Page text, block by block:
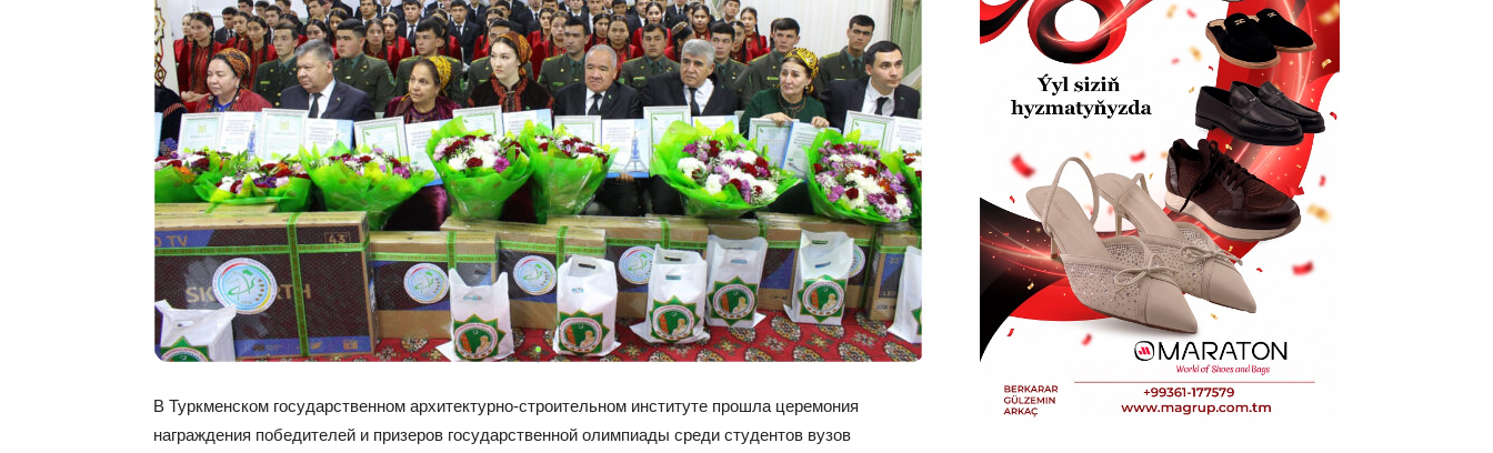
В Туркменском государственном архитектурно-строительном институте прошла церемония
награждения победителей и призеров государственной олимпиады среди студентов вузов